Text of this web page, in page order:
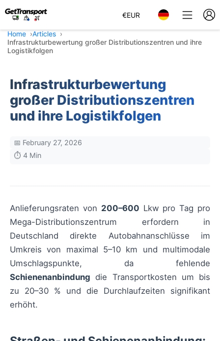
€EUR
Home
Articles
Infrastrukturbewertung großer Distributionszentren und ihre
Logistikfolgen
Infrastrukturbewertung
großer Distributionszentren
und ihre Logistikfolgen
📅 February 27, 2026
⏱️ 4 Min
Anlieferungsraten von 200–600 Lkw pro Tag pro
Mega-Distributionszentrum erfordern in
Deutschland direkte Autobahnanschlüsse im
Umkreis von maximal 5–10 km und multimodale
Umschlagspunkte, da fehlende
Schienenanbindung die Transportkosten um bis
zu 20–30 % und die Durchlaufzeiten signifikant
erhöht.